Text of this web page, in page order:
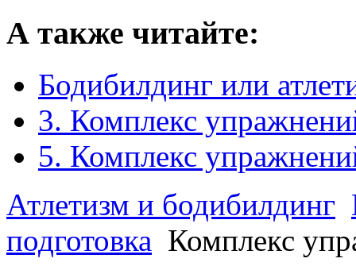
А также читайте:
Бодибилдинг или
3. Комплекс
5. Комплекс
Атлетизм и бодибилдинг
подготовка Комплекс